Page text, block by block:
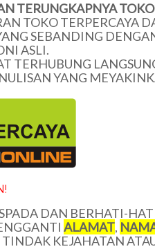
TERUNGKAPNYA
TOKO TERPERCAYA
SEBANDING
ASLI.
TERHUBUNG
YANG
DAN BERHATI-
ALAMAT,
KEJAHATAN